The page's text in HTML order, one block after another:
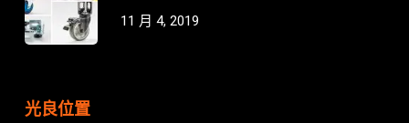
11 月 4, 2019
光良位置